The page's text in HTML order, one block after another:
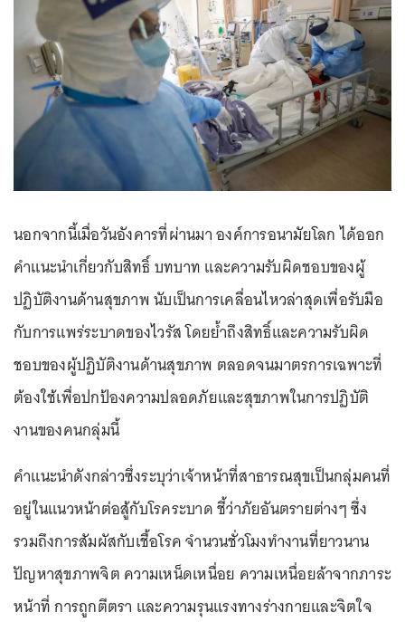
นอกจากนี้เมื่อวันอังคารที่ผ่านมา องค์การอนามัยโลก ได้ออก
คำแนะนำเกี่ยวกับสิทธิ์ บทบาท และความรับผิดชอบของผู้
ปฏิบัติงานด้านสุขภาพ นับเป็นการเคลื่อนไหวล่าสุดเพื่อรับมือ
กับการแพร่ระบาดของไวรัส โดยย้ำถึงสิทธิ์และความรับผิด
ชอบของผู้ปฏิบัติงานด้านสุขภาพ ตลอดจนมาตรการเฉพาะที่
ต้องใช้เพื่อปกป้องความปลอดภัยและสุขภาพในการปฏิบัติ
งานของคนกลุ่มนี้
คำแนะนำดังกล่าวซึ่งระบุว่าเจ้าหน้าที่สาธารณสุขเป็นกลุ่มคนที่
อยู่ในแนวหน้าต่อสู้กับโรคระบาด ชี้ว่าภัยอันตรายต่างๆ ซึ่ง
รวมถึงการสัมผัสกับเชื้อโรค จำนวนชั่วโมงทำงานที่ยาวนาน
ปัญหาสุขภาพจิต ความเหน็ดเหนื่อย ความเหนื่อยล้าจากภาระ
หน้าที่ การถูกตีตรา และความรุนแรงทางร่างกายและจิตใจ